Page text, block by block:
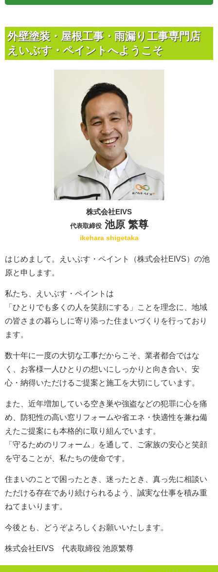
外壁塗装・屋根工事・雨漏り工事専門店
えいぶす・ペイントへようこそ
株式会社EIVS
代表取締役池原 繁尊
ikehara shigetaka
はじめまして。えいぶす・ペイント（株式会社EIVS）の池
原と申します。
私たち、えいぶす・ペイントは
「ひとりでも多くの人を笑顔にする」ことを理念に、地域
の皆さまの暮らしに寄り添った住まいづくりを行っており
ます。
数十年に一度の大切な工事だからこそ、業者都合ではな
く、お客様一人ひとりの想いにしっかりと向き合い、安
心・納得いただけるご提案と施工を大切にしています。
また、近年増加している空き巣や強盗などの犯罪に心を痛
め、防犯性の高い窓リフォームや省エネ・快適性を兼ね備
えたご提案にも本格的に取り組んでいます。
「守るためのリフォーム」を通して、ご家族の安心と笑顔
を守ることが、私たちの使命です。
住まいのことで困ったとき、迷ったとき、真っ先に相談い
ただける存在であり続けられるよう、誠実な仕事を積み重
ねてまいります。
今後とも、どうぞよろしくお願いいたします。
株式会社EIVS 代表取締役 池原繁尊